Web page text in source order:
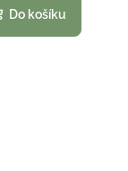
Do košíku